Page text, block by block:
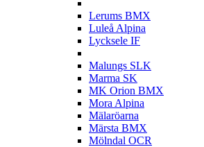
Lerums BMX
Luleå Alpina
Lycksele IF
Malungs SLK
Marma SK
MK Orion BMX
Mora Alpina
Mälaröarna
Märsta BMX
Mölndal OCR